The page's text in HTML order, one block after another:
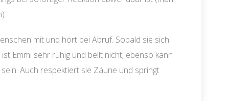
mit und hört bei Abruf. Sobald sie sich
Emmi sehr ruhig und bellt nicht; ebenso kann
Auch respektiert sie Zäune und springt